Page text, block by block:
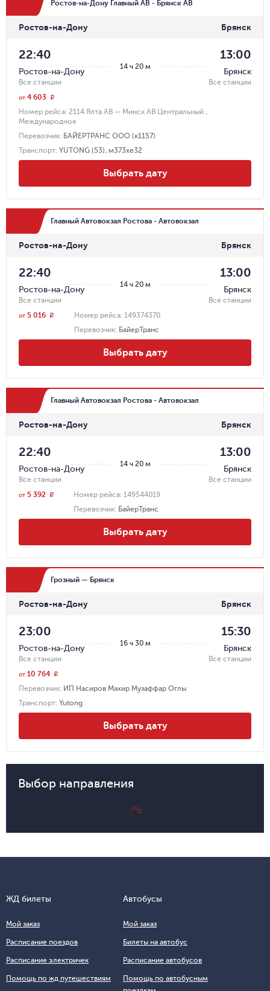
Выбор направления
Ростов-на-Дону Главный АВ - Брянск АВ
Ростов-на-Дону Брянск
14 ч 20 м
22:40
Ростов-на-Дону
Все станции
13:00
Брянск
Все станции
Номер рейса: 2114 Ялта АВ — Минск АВ Центральный ,
Международное
Перевозчик: БАЙЕРТРАНС ООО (к1157)
Транспорт: YUТONG (53), м373хе32
от 4 603 r
Выбрать дату
Главный Автовокзал Ростова - Автовокзал
Ростов-на-Дону Брянск
14 ч 20 м
22:40
Ростов-на-Дону
Все станции
13:00
Брянск
Все станции
Номер рейса: 149374370
Перевозчик: БайерТранс
от 5 016 r
Выбрать дату
Главный Автовокзал Ростова - Автовокзал
Ростов-на-Дону Брянск
14 ч 20 м
22:40
Ростов-на-Дону
Все станции
13:00
Брянск
Все станции
Номер рейса: 149544019
Перевозчик: БайерТранс
от 5 392 r
Выбрать дату
Грозный — Брянск
Ростов-на-Дону Брянск
16 ч 30 м
23:00
Ростов-на-Дону
Все станции
15:30
Брянск
Все станции
Перевозчик: ИП Насиров Махир Музаффар Оглы
Транспорт: Yutong
от 10 764 r
Выбрать дату
ЖД билеты
Мой заказ
Расписание поездов
Расписание электричек
Помощь по жд путешествиям
Автобусы
Мой заказ
Билеты на автобус
Расписание автобусов
Помощь по автобусным